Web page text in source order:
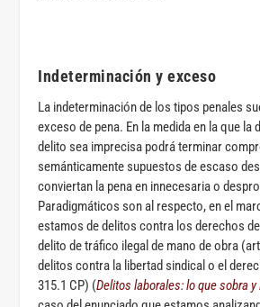
Indeterminación y exceso
La indeterminación de los tipos penales
exceso de pena. En la medida en la que la
delito sea imprecisa podrá terminar
semánticamente supuestos de escaso
conviertan la pena en innecesaria o
Paradigmáticos son al respecto, en el
estamos de delitos contra los derechos
delito de tráfico ilegal de mano de obra
delitos contra la libertad sindical o el
315.1 CP) (Delitos laborales: lo que sobra